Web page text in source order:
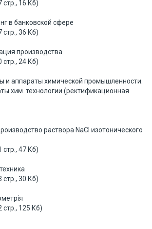
стр., 16 Кб)
в банковской сфере
стр., 36 Кб)
производства
стр., 24 Кб)
и аппараты химической промышленности.
хим. технологии (ректификационная
раствора NaCl изотонического
стр., 47 Кб)
стр., 30 Кб)
стр., 125 Кб)